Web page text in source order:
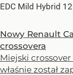
EDC Mild Hybrid
Nowy Renault
crossovera
Miejski
właśnie został